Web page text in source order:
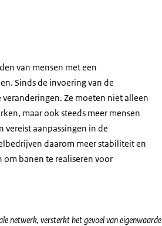
van mensen met een
Sinds de invoering van de
Ze moeten niet alleen
maar ook steeds meer mensen
vereist aanpassingen in de
daarom meer stabiliteit en
banen te realiseren voor
netwerk, versterkt het gevoel van eigenwaarde